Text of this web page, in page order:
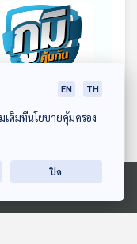
ย
เร็งลำไส้ใหญ่และไส้
นื่องจากพฤติกรรม
นอาหาร
ครงแชร์ลูกโซ่ /
รแพทย์ รักษาเบา
EN TH
เติมที่นโยบายคุ้มครอง
ปิด